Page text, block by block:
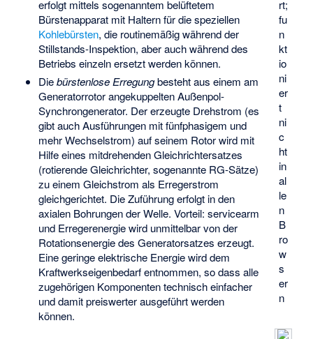
rt;
fu
n
kt
io
ni
er
t
ni
c
ht
in
al
le
n
B
ro
w
s
er
n
erfolgt mittels sogenanntem belüftetem
Bürstenapparat mit Haltern für die speziellen
Kohlebürsten, die routinemäßig während der
Stillstands-Inspektion, aber auch während des
Betriebs einzeln ersetzt werden können.
Diebürstenlose Erregungbesteht aus einem am
Generatorrotor angekuppelten Außenpol-
Synchrongenerator. Der erzeugte Drehstrom (es
gibt auch Ausführungen mit fünfphasigem und
mehr Wechselstrom) auf seinem Rotor wird mit
Hilfe eines mitdrehenden Gleichrichtersatzes
(rotierende Gleichrichter, sogenannte RG-Sätze)
zu einem Gleichstrom als Erregerstrom
gleichgerichtet. Die Zuführung erfolgt in den
axialen Bohrungen der Welle. Vorteil: servicearm
und Erregerenergie wird unmittelbar von der
Rotationsenergie des Generatorsatzes erzeugt.
Eine geringe elektrische Energie wird dem
Kraftwerkseigenbedarf entnommen, so dass alle
zugehörigen Komponenten technisch einfacher
und damit preiswerter ausgeführt werden
können.